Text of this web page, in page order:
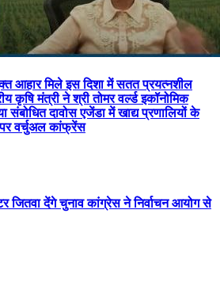
आहार मिले इस दिशा में सतत प्रयत्नशील
कृषि मंत्री ने श्री तोमर वर्ल्ड इकॉनोमिक
दावोस एजेंडा में खाद्य प्रणालियों के
वर्चुअल कांफ्रेंस
जितवा देंगे चुनाव कांग्रेस ने निर्वाचन आयोग से